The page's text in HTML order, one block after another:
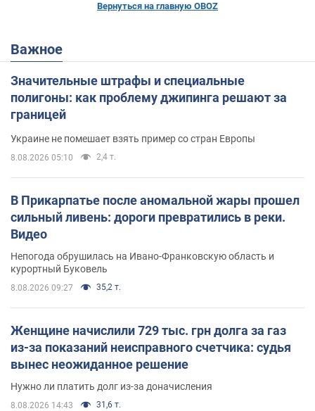
Вернуться на главную OBOZ
Важное
Значительные штрафы и специальные
полигоны: как проблему джипинга решают за
границей
Украине не помешает взять пример со стран Европы
8.08.2026 05:10 2,4 т.
В Прикарпатье после аномальной жары прошел
сильный ливень: дороги превратились в реки.
Видео
Непогода обрушилась на Ивано-Франковскую область и
курортный Буковель
8.08.2026 09:27 35,2 т.
Женщине начислили 729 тыс. грн долга за газ
из-за показаний неисправного счетчика: судья
вынес неожиданное решение
Нужно ли платить долг из-за доначисления
8.08.2026 14:43 31,6 т.